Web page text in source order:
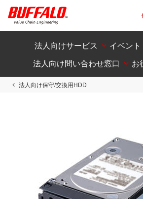
法人向けサービス
イベン
法人向け問い合わせ窓口
お
法人向け保守/交換用HDD